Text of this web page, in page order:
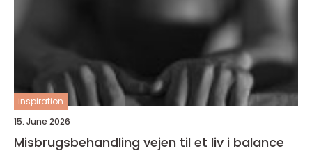
inspiration
15. June 2026
Misbrugsbehandling vejen til et liv i balance